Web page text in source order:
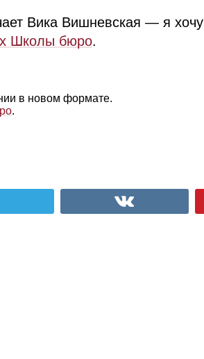
Вика Вишневская — я хочу
Школы бюро.
в новом формате.
.